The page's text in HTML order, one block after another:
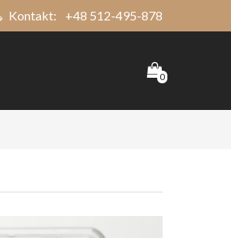
Kontakt: +48 512-495-878
0